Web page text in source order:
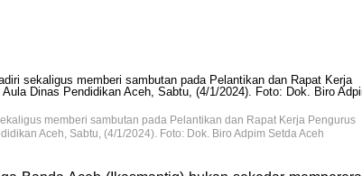
memberi sambutan pada Pelantikan dan Rapat Kerja Pengurus
Aceh, Sabtu, (4/1/2024). Foto: Dok. Biro Adpim Setda Aceh